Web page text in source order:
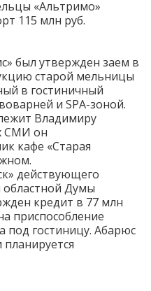
«Альтримо»
115 млн руб.
был утвержден заем в
старой мельницы
в гостиничный
и SPA-зоной.
Владимиру
СМИ он
кафе «Старая
действующего
областной Думы
кредит в 77 млн
приспособление
под гостиницу. Абарюс